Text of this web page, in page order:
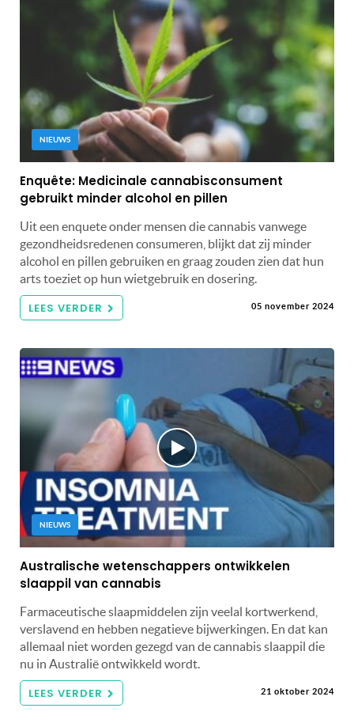
NIEUWS
Enquête: Medicinale cannabisconsument
gebruikt minder alcohol en pillen
Uit een enquete onder mensen die cannabis vanwege
gezondheidsredenen consumeren, blijkt dat zij minder
alcohol en pillen gebruiken en graag zouden zien dat hun
arts toeziet op hun wietgebruik en dosering.
LEES VERDER 05 november 2024
NIEUWS
Australische wetenschappers ontwikkelen
slaappil van cannabis
Farmaceutische slaapmiddelen zijn veelal kortwerkend,
verslavend en hebben negatieve bijwerkingen. En dat kan
allemaal niet worden gezegd van de cannabis slaappil die
nu in Australië ontwikkeld wordt.
LEES VERDER 21 oktober 2024